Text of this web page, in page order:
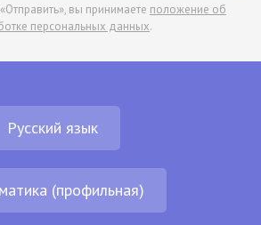
вы принимаете положение об
персональных данных.
Русский язык
(профильная)